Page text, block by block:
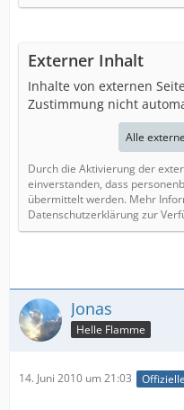
Externer Inhalt
Inhalte von externen
Zustimmung nicht
Alle
Durch die Aktivierung der
einverstanden, dass
übermittelt werden. Mehr
Datenschutzerklärung zur
Jonas
Helle Flamme
14. Juni 2010 um 21:03